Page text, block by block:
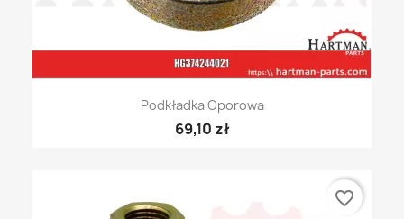
Podkładka Oporowa
69,10 zł
favorite_border